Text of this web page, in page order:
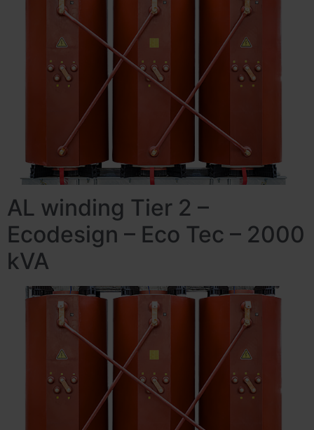
AL winding Tier 2 –
Ecodesign – Eco Tec – 2000
kVA